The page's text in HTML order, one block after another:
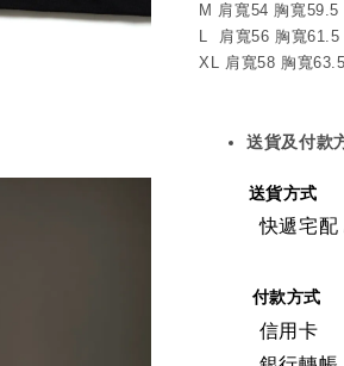
M 肩寬54 胸寬
L  肩寬56 胸寬
XL 肩寬58 胸寬
送貨及付款
送貨方式
快遞宅配
付款方式
信用卡